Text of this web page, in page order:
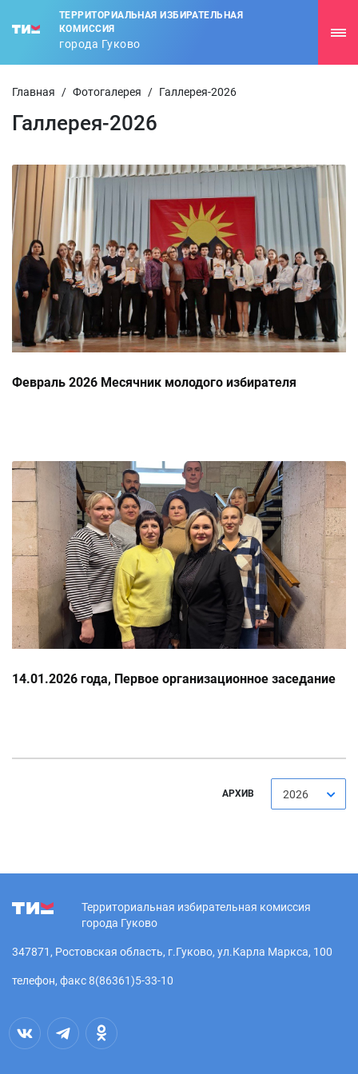
ТЕРРИТОРИАЛЬНАЯ ИЗБИРАТЕЛЬНАЯ
КОМИССИЯ
города Гуково
Главная / Фотогалерея / Галлерея-2026
Галлерея-2026
Февраль 2026 Месячник молодого избирателя
14.01.2026 года, Первое организационное заседание
АРХИВ 2026
Территориальная избирательная комиссия
города Гуково
347871, Ростовская область, г.Гуково, ул.Карла Маркса, 100
телефон, факс 8(86361)5-33-10